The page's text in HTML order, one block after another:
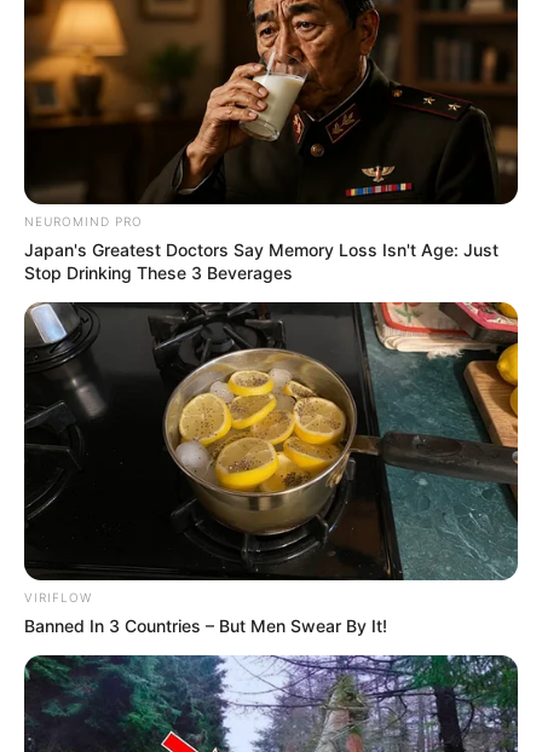
NEUROMIND PRO
Japan's Greatest Doctors Say Memory Loss Isn't Age: Just
Stop Drinking These 3 Beverages
VIRIFLOW
Banned In 3 Countries – But Men Swear By It!